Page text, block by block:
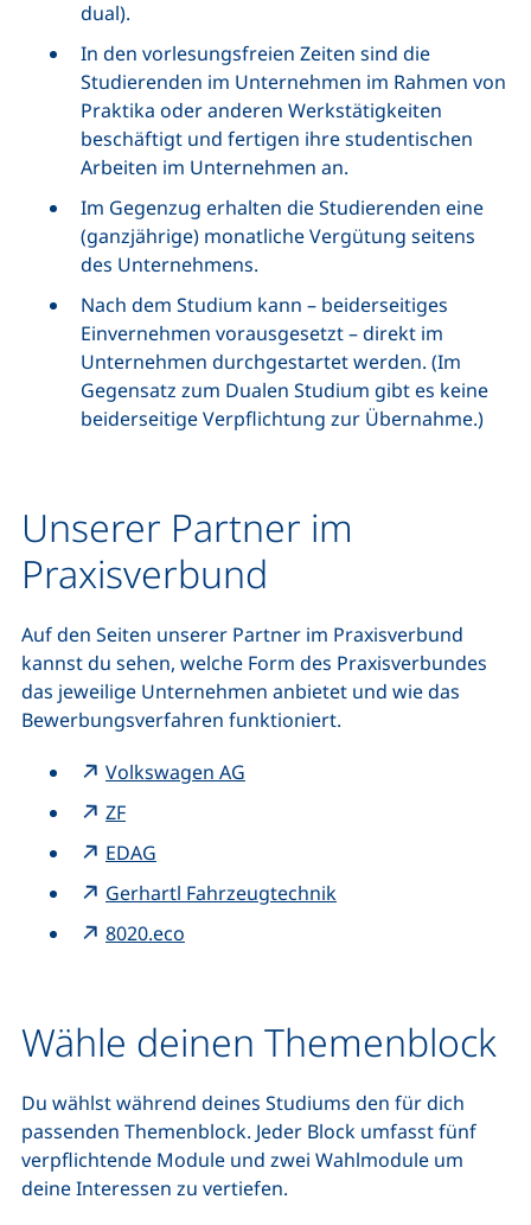
dual).
In den vorlesungsfreien Zeiten sind die
Studierenden im Unternehmen im Rahmen von
Praktika oder anderen Werkstätigkeiten
beschäftigt und fertigen ihre studentischen
Arbeiten im Unternehmen an.
Im Gegenzug erhalten die Studierenden eine
(ganzjährige) monatliche Vergütung seitens
des Unternehmens.
Nach dem Studium kann – beiderseitiges
Einvernehmen vorausgesetzt – direkt im
Unternehmen durchgestartet werden. (Im
Gegensatz zum Dualen Studium gibt es keine
beiderseitige Verpflichtung zur Übernahme.)
Unserer Partner im
Praxisverbund
Auf den Seiten unserer Partner im Praxisverbund
kannst du sehen, welche Form des Praxisverbundes
das jeweilige Unternehmen anbietet und wie das
Bewerbungsverfahren funktioniert.
Volkswagen AG
ZF
EDAG
Gerhartl Fahrzeugtechnik
8020.eco
Wähle deinen Themenblock
Du wählst während deines Studiums den für dich
passenden Themenblock. Jeder Block umfasst fünf
verpflichtende Module und zwei Wahlmodule um
deine Interessen zu vertiefen.